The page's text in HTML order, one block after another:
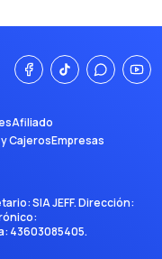
Afiliado
CajerosEmpresas
SIA JEFF. Dirección:
43603085405.